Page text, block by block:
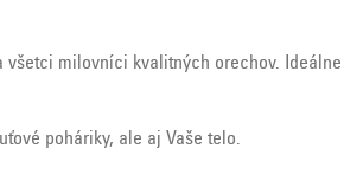
milovníci kvalitných orechov.
poháriky, ale aj Vaše telo.